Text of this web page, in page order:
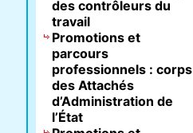
des contrôleurs du
travail
Promotions et
parcours
professionnels : corps
des Attachés
d’Administration de
l’État